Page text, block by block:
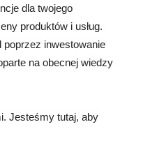
dla twojego
produktów i usług.
poprzez inwestowanie
na obecnej wiedzy
Jesteśmy tutaj, aby